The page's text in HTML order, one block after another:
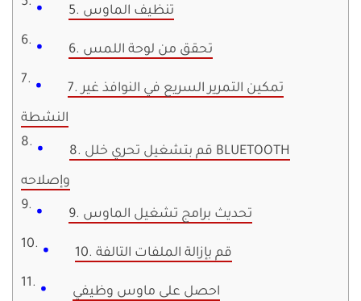
5. تنظيف الماوس
6. تحقق من لوحة اللمس
7. تمكين التمرير السريع في النوافذ غير
النشطة
8. قم بتشغيل تحري خلل BLUETOOTH
وإصلاحه
9. تحديث برامج تشغيل الماوس
10. قم بإزالة الملفات التالفة
احصل على ماوس وظيفي